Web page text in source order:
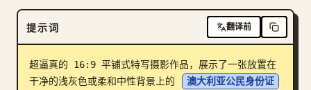
定价
下载
提示词 翻译前
超逼真的 16:9 平铺式特写摄影作品，展示了一张放置在
干净的浅灰色或柔和中性背景上的
澳大利亚公民身份证